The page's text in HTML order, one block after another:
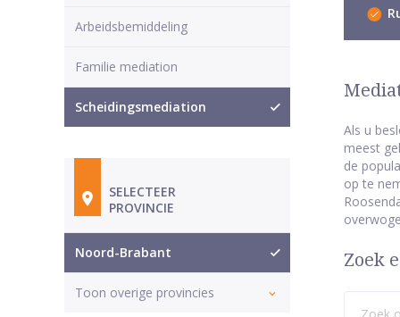
Als u
meest
de
op te
Zoek
Arbeidsbemiddeling
Familie mediation
Scheidingsmediation
SELECTEER
PROVINCIE
Noord-Brabant
Toon overige provincies